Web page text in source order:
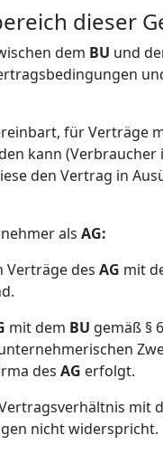
dieser
dem BU und
für
kann
den Vertrag in
als AG:
Verträge des AG mit
mit dem BU gemäß §
des AG erfolgt.
mit
nicht widerspricht.